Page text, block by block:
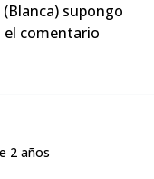
supongo
el comentario